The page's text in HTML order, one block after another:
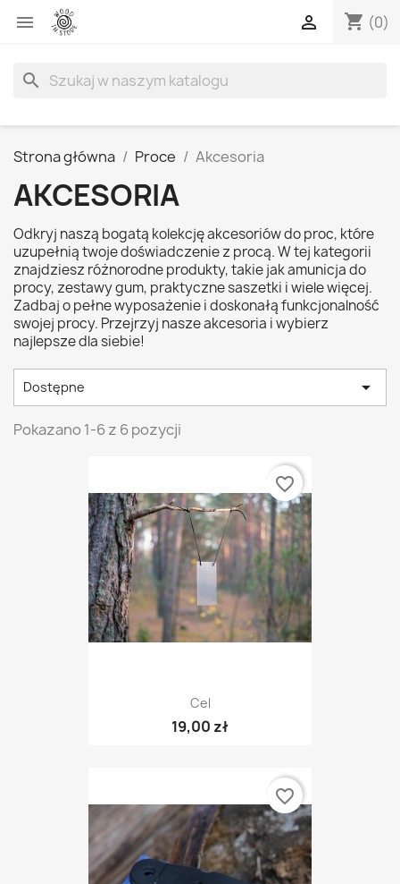
 shopping_cart (0)

search
Strona główna Proce Akcesoria
AKCESORIA
Odkryj naszą bogatą kolekcję akcesoriów do proc, które
uzupełnią twoje doświadczenie z procą. W tej kategorii
znajdziesz różnorodne produkty, takie jak amunicja do
procy, zestawy gum, praktyczne saszetki i wiele więcej.
Zadbaj o pełne wyposażenie i doskonałą funkcjonalność
swojej procy. Przejrzyj nasze akcesoria i wybierz
najlepsze dla siebie!
Dostępne 
Pokazano 1-6 z 6 pozycji
Cel
19,00 zł
favorite_border
favorite_border